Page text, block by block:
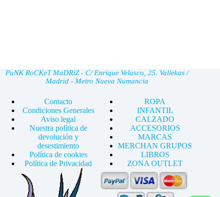
PuNK RoCKeT MaDRiZ - C/ Enrique Velasco, 25. Vallekas /
Madrid - Metro Nueva Numancia
Contacto
Condiciones Generales
Aviso legal
Nuestra política de
devolución y
desestimiento
Política de cookies
Política de Privacidad
ROPA
INFANTIL
CALZADO
ACCESORIOS
MARCAS
MERCHAN GRUPOS
LIBROS
ZONA OUTLET